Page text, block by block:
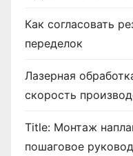
Как согласовать
переделок
Лазерная
скорость
Title: Монтаж
пошаговое